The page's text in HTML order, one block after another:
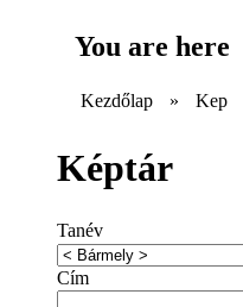
You are here
Kezdőlap » Kep
Képtár
Tanév
Cím